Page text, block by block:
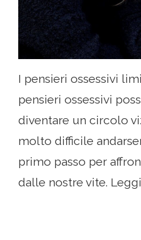
I pensieri ossessivi
pensieri ossessivi
diventare un circolo
molto difficile
primo passo per
dalle nostre vite.